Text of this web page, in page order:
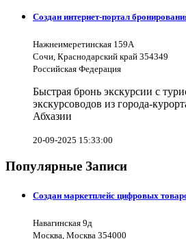
Создан интернет-портал
Нажнеимеретинская 159А
Сочи, Краснодарский край 354349
Российская Федерация
Быстрая бронь экскурсии с
экскурсоводов из города-
Абхазии
20-09-2025 15:33:00
Популярные Записи
Создан маркетплейс цифровых
Навагинская 9д
Москва, Москва 354000